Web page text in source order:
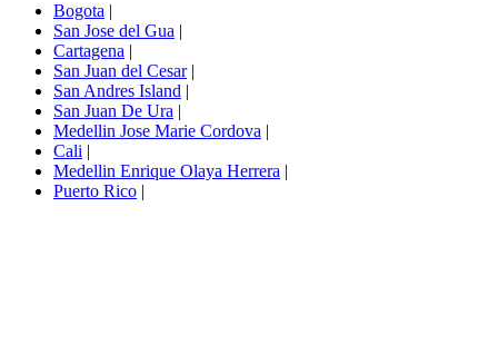
Bogota |
San Jose del Gua |
Cartagena |
San Juan del Cesar|
San Andres Island |
San Juan De Ura |
Medellin Jose Marie Cordova |
Cali |
Medellin Enrique Olaya Herrera |
Puerto Rico |